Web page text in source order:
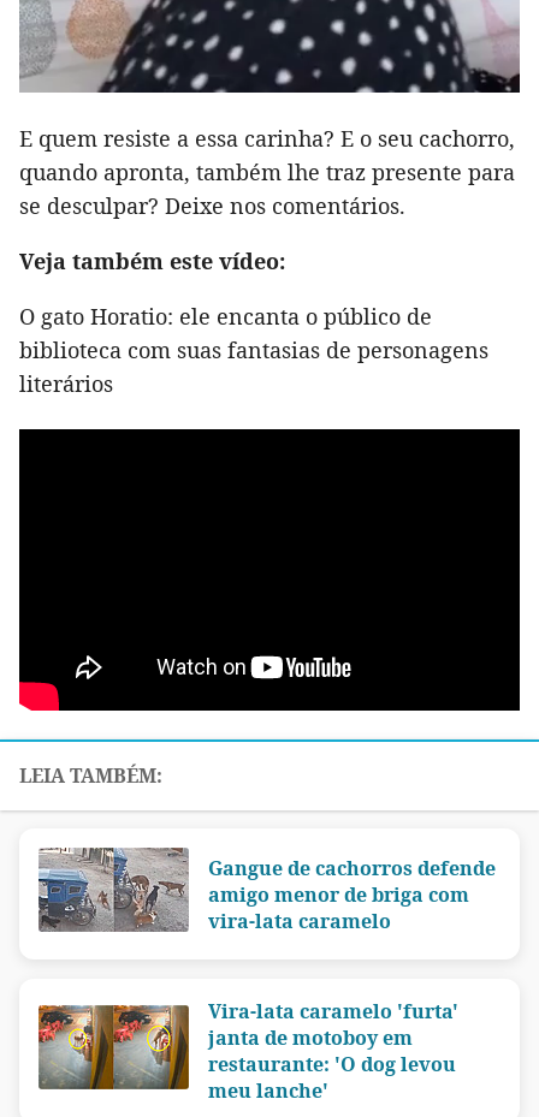
E quem resiste a essa carinha? E o seu cachorro,
quando apronta, também lhe traz presente para
se desculpar? Deixe nos comentários.
Veja também este vídeo:
O gato Horatio: ele encanta o público de
biblioteca com suas fantasias de personagens
literários
Gangue de cachorros defende
amigo menor de briga com
vira-lata caramelo
Vira-lata caramelo 'furta'
janta de motoboy em
restaurante: 'O dog levou
meu lanche'